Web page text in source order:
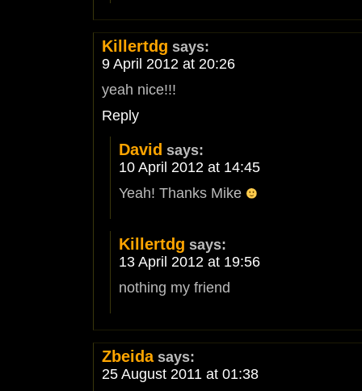
Killertdg says:
9 April 2012 at 20:26
yeah nice!!!
Reply
David says:
10 April 2012 at 14:45
Yeah! Thanks Mike
Killertdg says:
13 April 2012 at 19:56
nothing my friend
Zbeida says:
25 August 2011 at 01:38